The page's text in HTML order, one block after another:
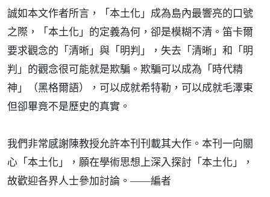
誠如本文作者所言，「本土化」成為島內最響亮的口號
之際，「本土化」的定義為何，卻是模糊不清。笛卡爾
要求觀念的「清晰」與「明判」，失去「清晰」和「明
判」的觀念很可能就是欺騙。欺騙可以成為「時代精
神」（黑格爾語），可以成就希特勒，可以成就毛澤東
但卻畢竟不是歷史的真實。
我們非常感謝陳教授允許本刊刊載其大作。本刊一向關
心「本土化」，願在學術思想上深入探討「本土化」，
故歡迎各界人士參加討論。——編者